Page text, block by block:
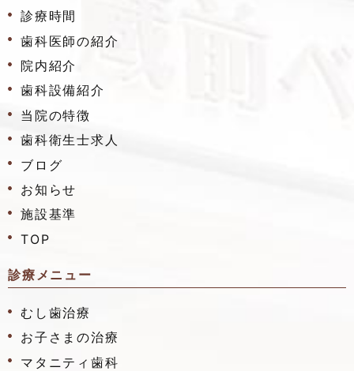
診療時間
歯科医師の紹介
院内紹介
歯科設備紹介
当院の特徴
歯科衛生士求人
ブログ
お知らせ
施設基準
TOP
診療メニュー
むし歯治療
お子さまの治療
マタニティ歯科